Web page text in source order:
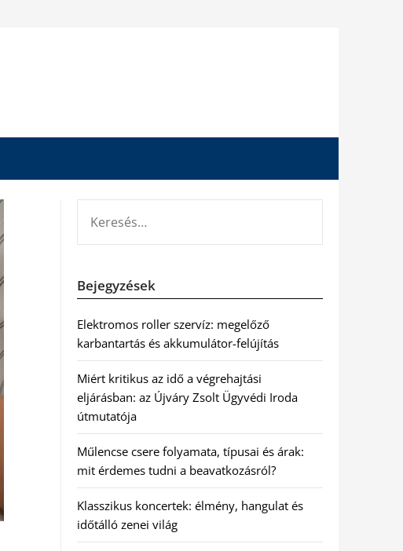
Bejegyzések
Elektromos roller szervíz: megelőző
karbantartás és akkumulátor-felújítás
Miért kritikus az idő a végrehajtási
eljárásban: az Újváry Zsolt Ügyvédi Iroda
útmutatója
Műlencse csere folyamata, típusai és árak:
mit érdemes tudni a beavatkozásról?
Klasszikus koncertek: élmény, hangulat és
időtálló zenei világ